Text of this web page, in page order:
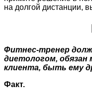
на долгой дистанции,
Фитнес-тренер
диетологом,
клиента, быть ему
Факт.